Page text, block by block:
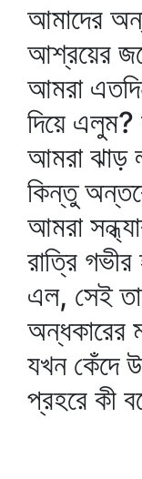
আমাদের
আশ্রয়ের
আমরা
দিয়ে এলুম?
আমরা ঝাড়
কিন্তু
আমরা
রাত্রি
এল, সেই
অন্ধকারের
যখন কেঁদে
প্রহরে কী